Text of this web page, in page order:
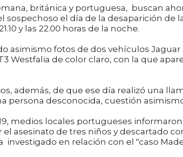
británica y portuguesa, buscan
sospechoso el día de la desaparición de
y las 22.00 horas de la noche.
asimismo fotos de dos vehículos Jaguar
Westfalia de color claro, con la que
además, de que ese día realizó una
persona desconocida, cuestión
medios locales portugueses
asesinato de tres niños y descartado
investigado en relación con el "caso